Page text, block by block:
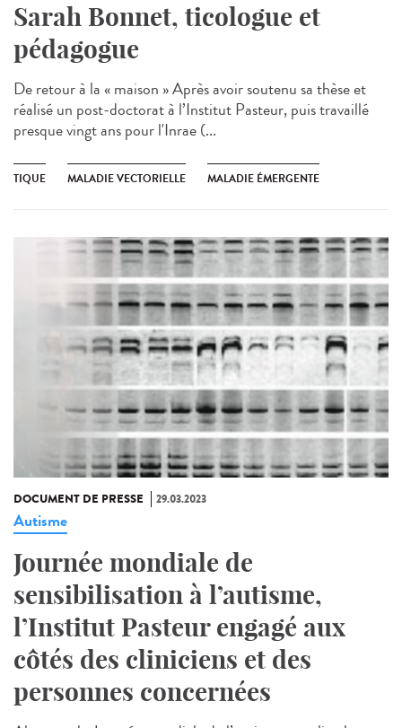
Sarah Bonnet, ticologue et
pédagogue
De retour à la « maison » Après avoir soutenu sa thèse et
réalisé un post-doctorat à l’Institut Pasteur, puis travaillé
presque vingt ans pour l'Inrae (...
TIQUE MALADIE VECTORIELLE MALADIE ÉMERGENTE
DOCUMENT DE PRESSE 29.03.2023
Autisme
Journée mondiale de
sensibilisation à l’autisme,
l’Institut Pasteur engagé aux
côtés des cliniciens et des
personnes concernées